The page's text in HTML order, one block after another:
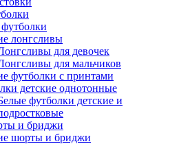
лонгсливы
для девочек
для мальчиков
футболки с принтами
детские однотонные
футболки детские и
и бриджи
шорты и бриджи